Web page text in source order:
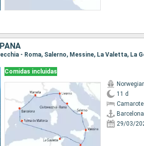
Comidas incluidas
11 d
Barcelona
29/03/